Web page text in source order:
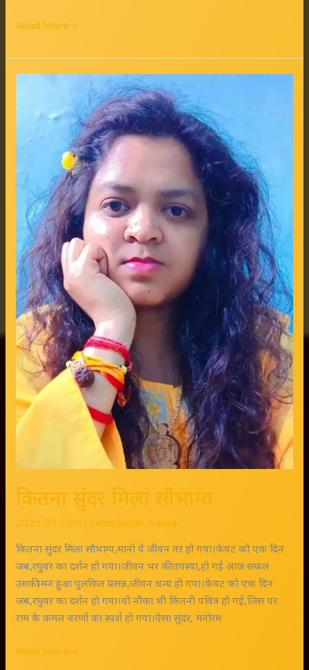
Read More »
कितना सुंदर मिला सौभाग्य
2025-03 / Shri Rammandir Kavya
कितना सुंदर मिला सौभाग्य,मानो ये जीवन तर हो गया।केवट को एक दिन
जब,रघुवर का दर्शन हो गया।जीवन भर की तपस्या,हो गई आज सफल
उसकी।मन हुआ पुलकित प्रसन्न,जीवन धन्य हो गया।केवट को एक दिन
जब,रघुवर का दर्शन हो गया।वो नौका भी कितनी पवित्र हो गई,जिस पर
राम के कमल चरणों का स्पर्श हो गया।ऐसा सुंदर, मनोरम
सौभाग्य
Read More »